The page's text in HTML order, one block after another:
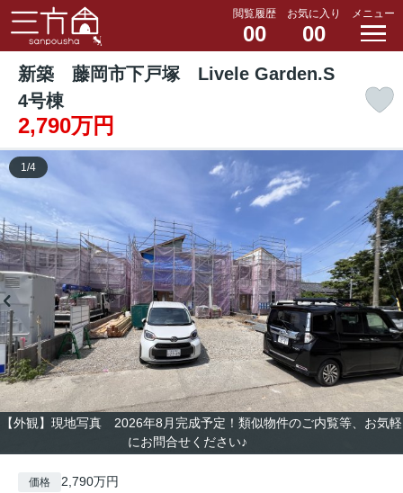
閲覧履歴
00
お気に入り
00
メニュー
新築 藤岡市下戸塚 Livele Garden.S
4号棟
2,790万円
【外観】現地写真 2026年8月完成予定！類似物件のご内覧等、お気軽
にお問合せください♪
1/4
価格 2,790万円